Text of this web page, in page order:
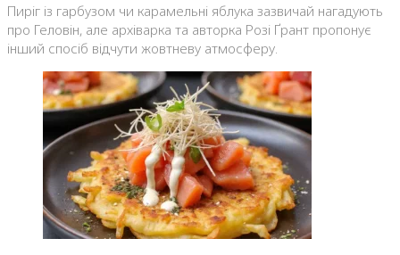
Пиріг із гарбузом чи карамельні яблука зазвичай нагадують
про Геловін, але архіварка та авторка Розі Ґрант пропонує
інший спосіб відчути жовтневу атмосферу.